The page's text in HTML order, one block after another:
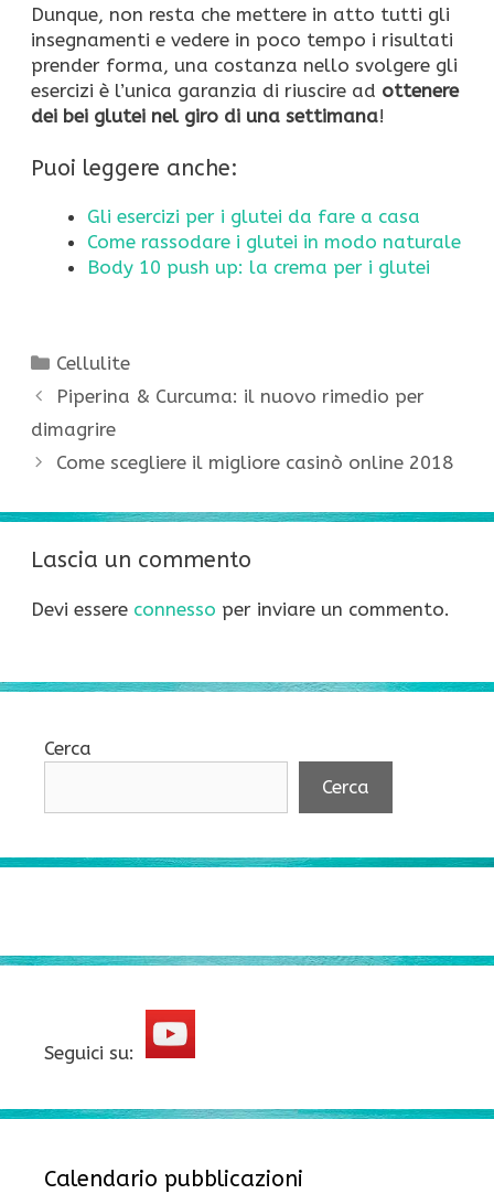
Dunque, non resta che mettere in atto tutti gli
insegnamenti e vedere in poco tempo i risultati
prender forma, una costanza nello svolgere gli
esercizi è l’unica garanzia di riuscire ad ottenere
dei bei glutei nel giro di una settimana!
Puoi leggere anche:
Gli esercizi per i glutei da fare a casa
Come rassodare i glutei in modo naturale
Body 10 push up: la crema per i glutei
Categorie
Cellulite
Piperina & Curcuma: il nuovo rimedio per
dimagrire
Come scegliere il migliore casinò online 2018
Lascia un commento
Devi essere connesso per inviare un commento.
Cerca
Cerca
Seguici su:
Calendario pubblicazioni